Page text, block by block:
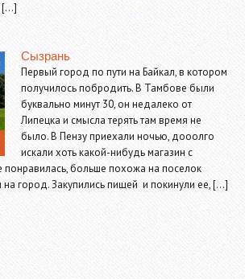
[…]
Сызрань
Первый город по пути на Байкал, в котором
получилось побродить. В Тамбове были
буквально минут 30, он недалеко от
Липецка и смысла терять там время не
было. В Пензу приехали ночью, дооолго
искали хоть какой-нибудь магазин с
понравилась, больше похожа на поселок
на город. Закупились пищей и покинули ее, […]